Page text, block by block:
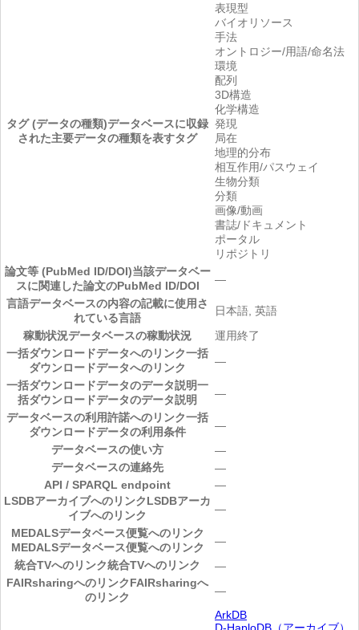
タグ (データの種類)データベースに収録
された主要データの種類を表すタグ
表現型
バイオリソース
手法
オントロジー/用語/命名法
環境
配列
3D構造
化学構造
発現
局在
地理的分布
相互作用/パスウェイ
生物分類
分類
画像/動画
書誌/ドキュメント
ポータル
リポジトリ
論文等 (PubMed ID/DOI)当該データベー
スに関連した論文のPubMed ID/DOI
―
言語データベースの内容の記載に使用さ
れている言語
日本語, 英語
稼動状況データベースの稼動状況
運用終了
一括ダウンロードデータへのリンク一括
ダウンロードデータへのリンク
―
一括ダウンロードデータのデータ説明一
括ダウンロードデータのデータ説明
―
データベースの利用許諾へのリンク一括
ダウンロードデータの利用条件
―
データベースの使い方
―
データベースの連絡先
―
API / SPARQL endpoint
―
LSDBアーカイブへのリンクLSDBアーカ
イブへのリンク
―
MEDALSデータベース便覧へのリンク
MEDALSデータベース便覧へのリンク
―
統合TVへのリンク統合TVへのリンク
―
FAIRsharingへのリンクFAIRsharingへ
のリンク
―
ArkDB
D-HaploDB（アーカイブ）